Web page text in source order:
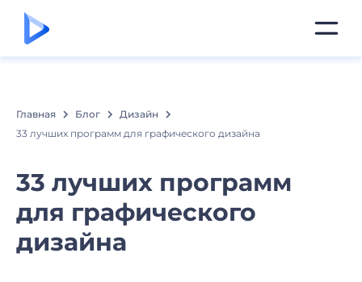
Главная Блог
Дизайн
33 лучших программ для графического дизайна
33 лучших программ
для графического
дизайна